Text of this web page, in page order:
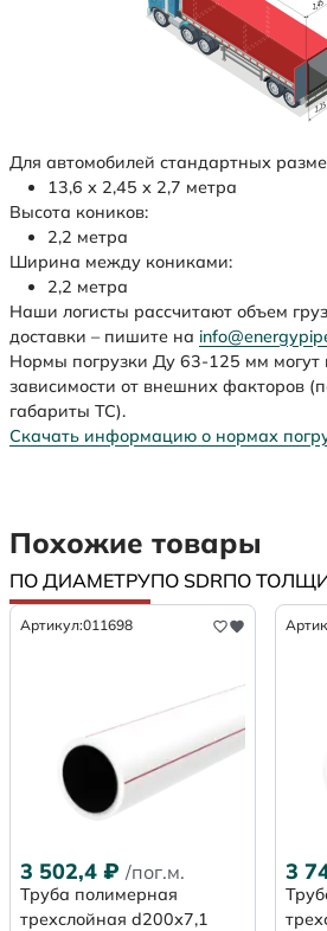
Для автомобилей стандартных
13,6 х 2,45 х 2,7 метра
Высота коников:
2,2 метра
Ширина между кониками:
2,2 метра
Наши логисты рассчитают объем
доставки – пишите на
Нормы погрузки Ду 63-125 мм могут
зависимости от внешних факторов
габариты ТС).
Скачать информацию о нормах
Похожие товары
ПО ДИАМЕТРУПО SDRПО
Артикул:011698
3 502,4 ₽ /пог.м.
Труба полимерная
трехслойная d200х7,1
3